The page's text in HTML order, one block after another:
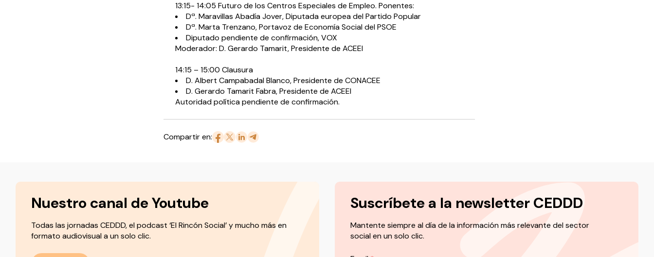
13:15- 14:05 Futuro de los Centros Especiales de Empleo. Ponentes:
Dª. Maravillas Abadía Jover, Diputada europea del Partido Popular
Dª. Marta Trenzano, Portavoz de Economía Social del PSOE
Diputado pendiente de confirmación, VOX
Moderador: D. Gerardo Tamarit, Presidente de ACEEI
14:15 – 15:00 Clausura
D. Albert Campabadal Blanco, Presidente de CONACEE
D. Gerardo Tamarit Fabra, Presidente de ACEEI
Autoridad política pendiente de confirmación.
Compartir en:
Nuestro canal de Youtube
Todas las jornadas CEDDD, el podcast ‘El Rincón Social’ y mucho más en
formato audiovisual a un solo clic.
Suscríbete a la newsletter CEDDD
Mantente siempre al día de la información más relevante del sector
social en un solo clic.